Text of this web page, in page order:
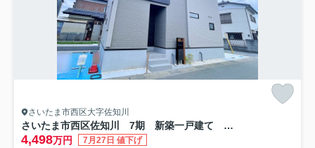
さいたま市西区大字佐知川
さいたま市西区佐知川 7期 新築一戸建て ブルーミングガーデン 01
4,498万円 7月27日 値下げ